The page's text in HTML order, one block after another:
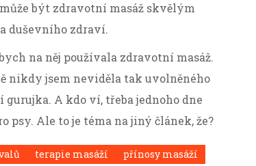
být zdravotní masáž skvělým
duševního zdraví.
na něj používala zdravotní masáž.
nikdy jsem neviděla tak uvolněného
A kdo ví, třeba jednoho dne
psy. Ale to je téma na jiný článek, že?
terapie masáží přínosy masáží